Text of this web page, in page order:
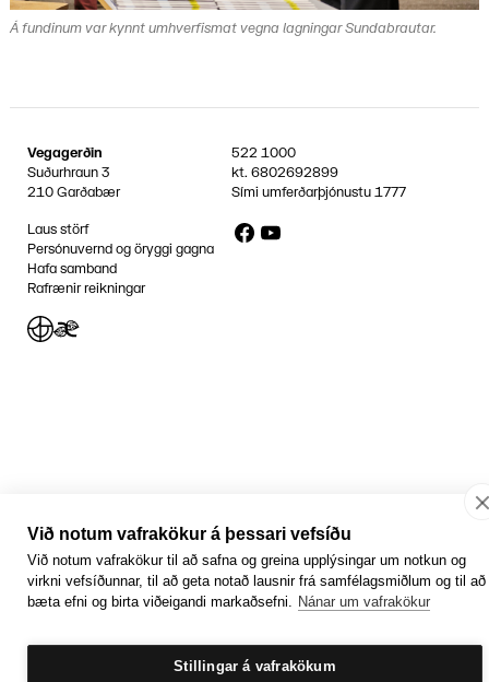
Á fundinum var kynnt umhverfismat vegna lagningar Sundabrautar.
Vegagerðin
Suðurhraun 3
210 Garðabær
522 1000
kt.6802692899
Sími umferðarþjónustu1777
Laus störf
Persónuvernd og öryggi gagna
Hafa samband
Rafrænir reikningar
FacebookYouTube
Jafnlaunavottun
Græn Skref
Við notum vafrakökur á þessari vefsíðu
Við notum vafrakökur til að safna og greina upplýsingar um notkun og
virkni vefsíðunnar, til að geta notað lausnir frá samfélagsmiðlum og til að
bæta efni og birta viðeigandi markaðsefni. Nánar um vafrakökur
Stillingar á vafrakökum